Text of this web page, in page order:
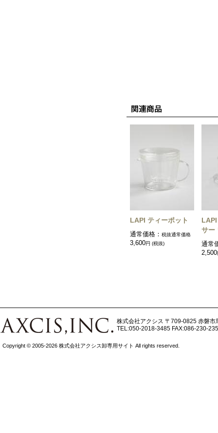
LAPI ティーポット
通常価格： 税抜通常価格
3,600円 (税抜)
サー
通常
2,500
株式会社アクシス 〒709-0825 赤磐市
TEL:050-2018-3485 FAX:086-230-
Copyright © 2005-2026 株式会社アクシス卸専用サイト All rights reserved.